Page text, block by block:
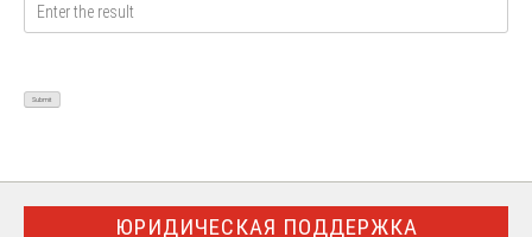
ЮРИДИЧЕСКАЯ ПОДДЕРЖКА